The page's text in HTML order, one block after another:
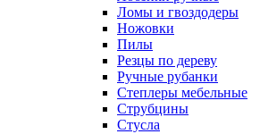
Ломы и гвоздодеры
Ножовки
Пилы
Резцы по дереву
Ручные рубанки
Степлеры мебельные
Струбцины
Стусла